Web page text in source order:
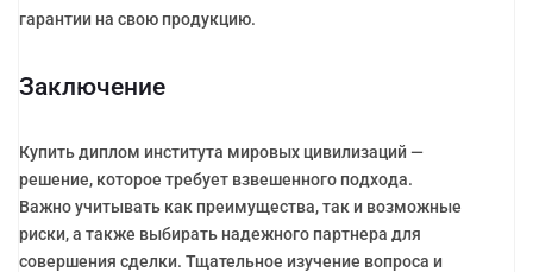
гарантии на свою продукцию.
Заключение
Купить диплом института мировых цивилизаций —
решение, которое требует взвешенного подхода.
Важно учитывать как преимущества, так и возможные
риски, а также выбирать надежного партнера для
совершения сделки. Тщательное изучение вопроса и